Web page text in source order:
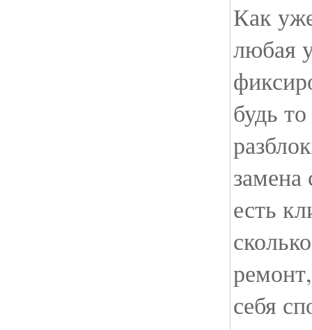
Как
любая
будь
замена
есть
себя